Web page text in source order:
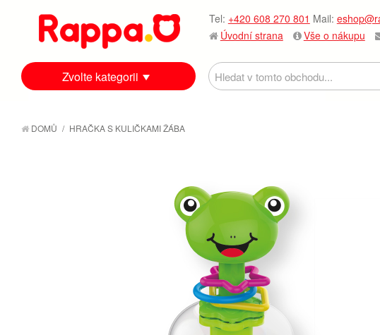
Tel: +420 608 270 801 Mail:
Úvodní strana
Vše o nákupu
Zvolte kategorii
DOMŮ / HRAČKA S KULIČKAMI ŽÁBA